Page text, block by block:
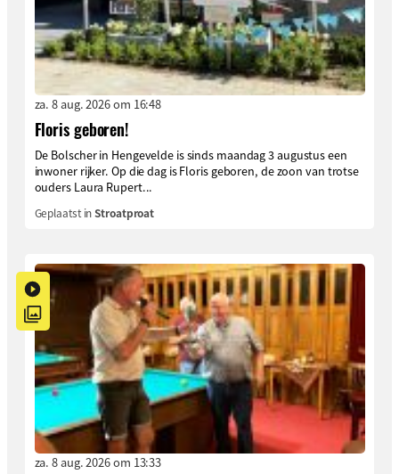
za. 8 aug. 2026 om 16:48
Floris geboren!
De Bolscher in Hengevelde is sinds maandag 3 augustus een
inwoner rijker. Op die dag is Floris geboren, de zoon van trotse
ouders Laura Rupert...
Geplaatst inStroatproat
za. 8 aug. 2026 om 13:33